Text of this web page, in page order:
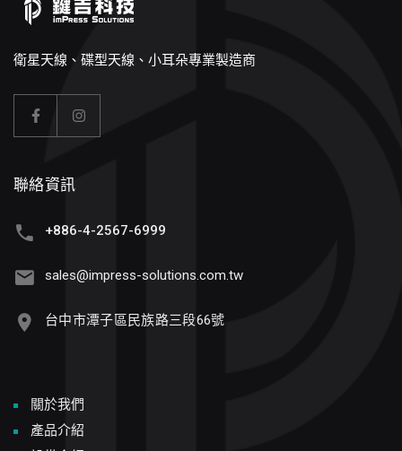
衛星天線、碟型天線、小耳朵專業製造商
聯絡資訊
+886-4-2567-6999
sales@impress-solutions.com.tw
台中市潭子區民族路三段66號
關於我們
產品介紹